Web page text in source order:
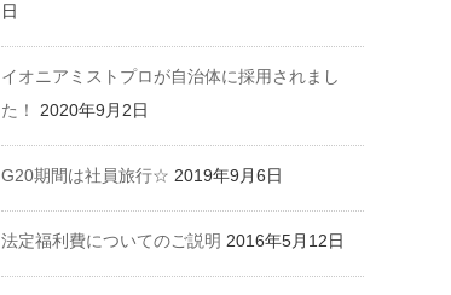
日
イオニアミストプロが自治体に採用されまし
た！
2020年9月2日
G20期間は社員旅行☆ 2019年9月6日
法定福利費についてのご説明 2016年5月12日